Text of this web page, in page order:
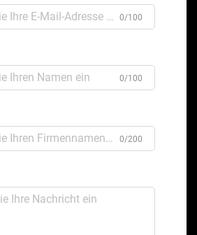
0/100
0/100
0/200